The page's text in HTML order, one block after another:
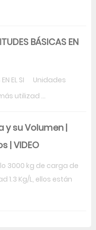
BÁSICAS EN
EN EL SI Unidades
utilizad ...
y su Volumen |
| VIDEO
3000 kg de carga de
1.3 Kg/L, ellos están